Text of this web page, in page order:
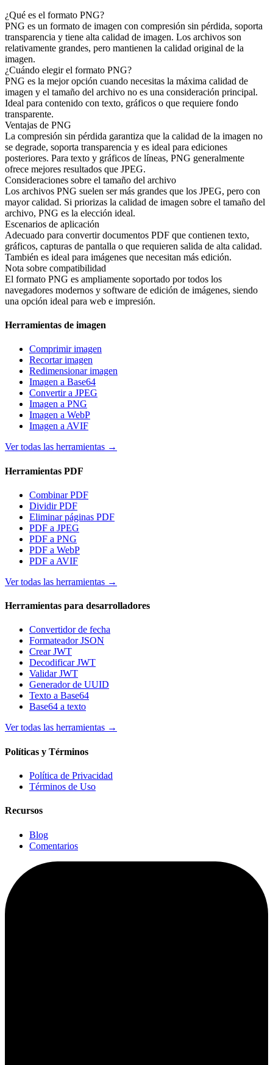
¿Qué es el formato PNG?
PNG es un formato de imagen con compresión sin pérdida, soporta
transparencia y tiene alta calidad de imagen. Los archivos son
relativamente grandes, pero mantienen la calidad original de la
imagen.
¿Cuándo elegir el formato PNG?
PNG es la mejor opción cuando necesitas la máxima calidad de
imagen y el tamaño del archivo no es una consideración principal.
Ideal para contenido con texto, gráficos o que requiere fondo
transparente.
Ventajas de PNG
La compresión sin pérdida garantiza que la calidad de la imagen no
se degrade, soporta transparencia y es ideal para ediciones
posteriores. Para texto y gráficos de líneas, PNG generalmente
ofrece mejores resultados que JPEG.
Consideraciones sobre el tamaño del archivo
Los archivos PNG suelen ser más grandes que los JPEG, pero con
mayor calidad. Si priorizas la calidad de imagen sobre el tamaño del
archivo, PNG es la elección ideal.
Escenarios de aplicación
Adecuado para convertir documentos PDF que contienen texto,
gráficos, capturas de pantalla o que requieren salida de alta calidad.
También es ideal para imágenes que necesitan más edición.
Nota sobre compatibilidad
El formato PNG es ampliamente soportado por todos los
navegadores modernos y software de edición de imágenes, siendo
una opción ideal para web e impresión.
Herramientas de imagen
Comprimir imagen
Recortar imagen
Redimensionar imagen
Imagen a Base64
Convertir a JPEG
Imagen a PNG
Imagen a WebP
Imagen a AVIF
Ver todas las herramientas →
Herramientas PDF
Combinar PDF
Dividir PDF
Eliminar páginas PDF
PDF a JPEG
PDF a PNG
PDF a WebP
PDF a AVIF
Ver todas las herramientas →
Herramientas para desarrolladores
Convertidor de fecha
Formateador JSON
Crear JWT
Decodificar JWT
Validar JWT
Generador de UUID
Texto a Base64
Base64 a texto
Ver todas las herramientas →
Políticas y Términos
Política de Privacidad
Términos de Uso
Recursos
Blog
Comentarios